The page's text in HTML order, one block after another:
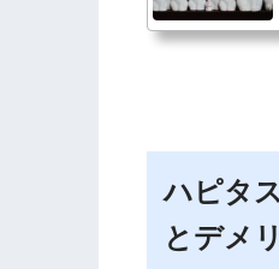
ハピタ
とデメ